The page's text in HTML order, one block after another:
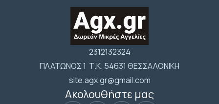
2312132324
ΠΛΑΤΩΝΟΣ 1 Τ.Κ. 54631 ΘΕΣΣΑΛΟΝΙΚΗ
site.agx.gr@gmail.com
Ακολουθήστε μας